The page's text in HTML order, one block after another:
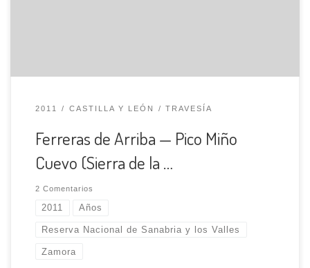
2011 CASTILLA Y LEÓN TRAVESÍA
Ferreras de Arriba — Pico Miño
Cuevo (Sierra de la …
2 Comentarios
2011 Años
Reserva Nacional de Sanabria y los Valles
Zamora